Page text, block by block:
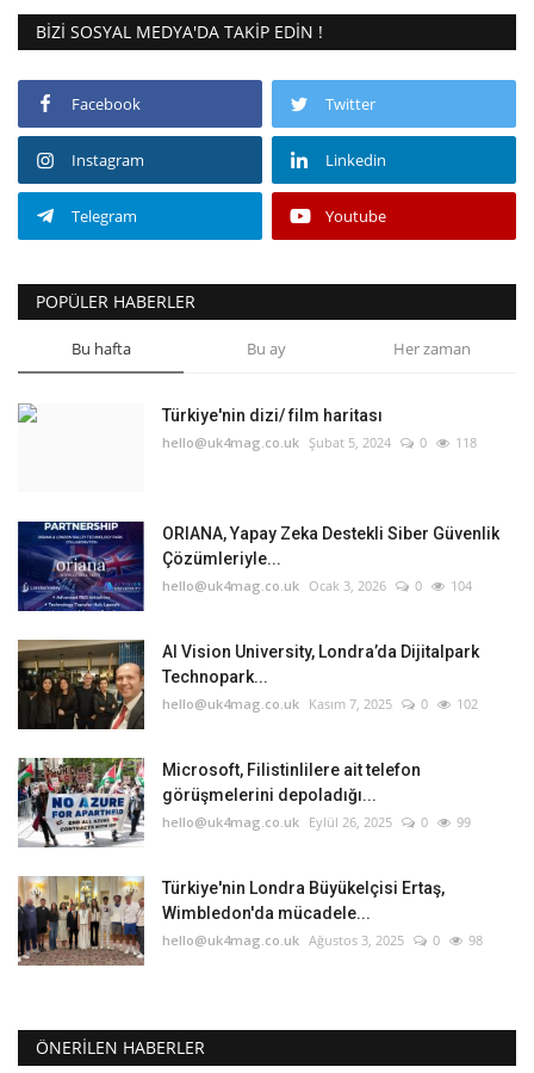
BIZI SOSYAL MEDYA'DA TAKIP EDIN !
Facebook Twitter
Instagram Linkedin
Telegram Youtube
POPÜLER HABERLER
Bu hafta Bu ay Her zaman
Türkiye'nin dizi/ film haritası
hello@uk4mag.co.uk Şubat 5, 2024 0 118
ORIANA, Yapay Zeka Destekli Siber Güvenlik
Çözümleriyle...
hello@uk4mag.co.uk Ocak 3, 2026 0 104
AI Vision University, Londra’da Dijitalpark
Technopark...
hello@uk4mag.co.uk Kasım 7, 2025 0 102
Microsoft, Filistinlilere ait telefon
görüşmelerini depoladığı...
hello@uk4mag.co.uk Eylül 26, 2025 0 99
Türkiye'nin Londra Büyükelçisi Ertaş,
Wimbledon'da mücadele...
hello@uk4mag.co.uk Ağustos 3, 2025 0 98
ÖNERILEN HABERLER